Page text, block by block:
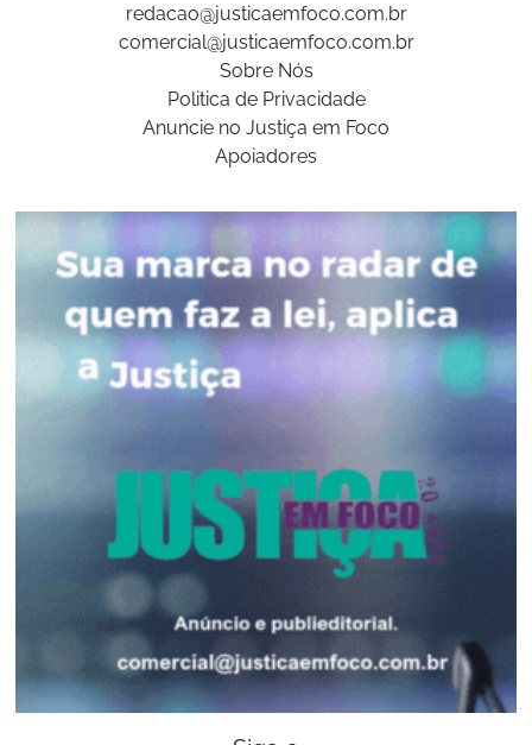
redacao@justicaemfoco.com.br
comercial@justicaemfoco.com.br
Sobre Nós
Politica de Privacidade
Anuncie no Justiça em Foco
Apoiadores